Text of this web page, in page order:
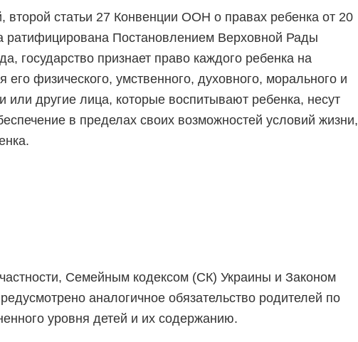
второй статьи 27 Конвенции ООН о правах ребенка от 20
ратифицирована Постановлением Верховной Рады
государство признает право каждого ребенка на
физического, умственного, духовного, морального и
или другие лица, которые воспитывают ребенка, несут
в пределах своих возможностей условий жизни,
Семейным кодексом (СК) Украины и Законом
аналогичное обязательство родителей по
уровня детей и их содержанию.